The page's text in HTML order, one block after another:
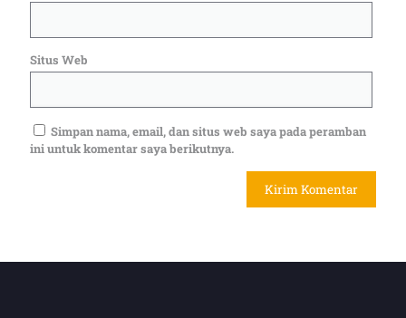
Situs Web
Simpan nama, email, dan situs web saya pada peramban
ini untuk komentar saya berikutnya.